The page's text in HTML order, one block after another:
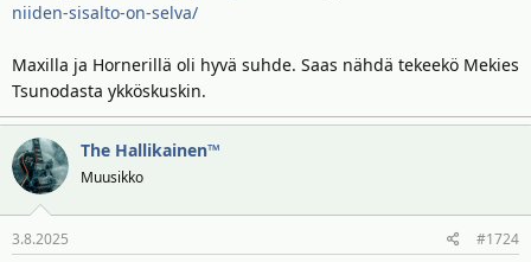
niiden-sisalto-on-selva/
Maxilla ja Hornerillä oli hyvä suhde. Saas nähdä tekeekö Mekies
Tsunodasta ykköskuskin.
The Hallikainen™
Muusikko
3.8.2025 #1724